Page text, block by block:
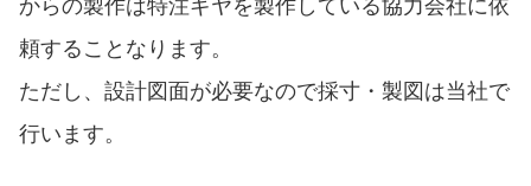
頼することなります。
ただし、設計図面が必要なので採寸・製図は当社で
行います。